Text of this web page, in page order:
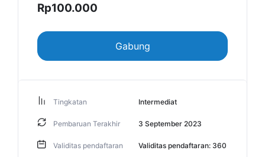
Rp100.000
Gabung
Tingkatan Intermediat
Pembaruan Terakhir 3 September 2023
Validitas pendaftaran
Validitas pendaftaran: 360